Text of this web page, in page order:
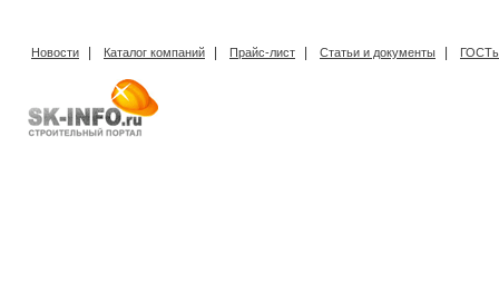
Новости Каталог компаний Прайс-лист Статьи и документы